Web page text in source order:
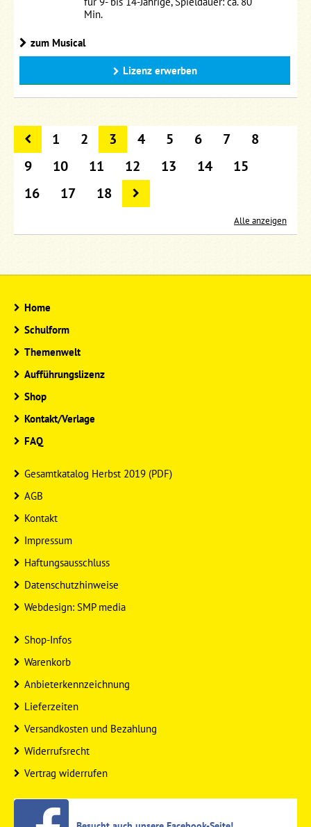
Min.
zum Musical
Lizenz erwerben
1 2 3 4 5 6 7
8
9
10 11 12 13 14
15
16
17 18
Alle anzeigen
Home
Schulform
Themenwelt
Aufführungslizenz
Shop
Kontakt/Verlage
FAQ
Gesamtkatalog Herbst 2019 (PDF)
AGB
Kontakt
Impressum
Haftungsausschluss
Datenschutzhinweise
Webdesign: SMP media
Shop-Infos
Warenkorb
Anbieterkennzeichnung
Lieferzeiten
Versandkosten und Bezahlung
Widerrufsrecht
Vertrag widerrufen